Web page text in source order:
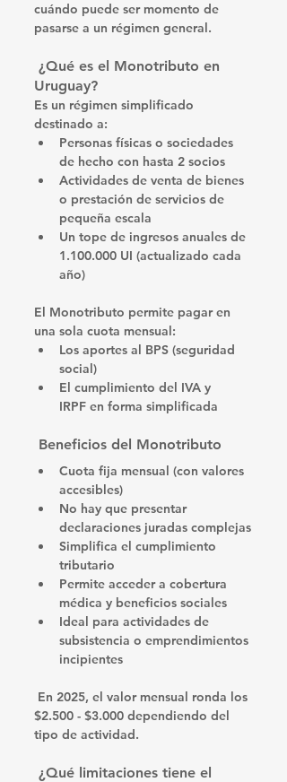
cuándo puede ser momento de
pasarse a un régimen general.
¿Qué es el Monotributo en
Uruguay?
Es un régimen simplificado
destinado a:
Personas físicas o sociedades
de hecho con hasta 2 socios
Actividades de venta de bienes
o prestación de servicios de
pequeña escala
Un tope de ingresos anuales de
1.100.000 UI (actualizado cada
año)
El Monotributo permite pagar en
una sola cuota mensual:
Los aportes al BPS (seguridad
social)
El cumplimiento del IVA y
IRPF en forma simplificada
Beneficios del Monotributo
Cuota fija mensual (con valores
accesibles)
No hay que presentar
declaraciones juradas complejas
Simplifica el cumplimiento
tributario
Permite acceder a cobertura
médica y beneficios sociales
Ideal para actividades de
subsistencia o emprendimientos
incipientes
En 2025, el valor mensual ronda los
$2.500 - $3.000 dependiendo del
tipo de actividad.
¿Qué limitaciones tiene el